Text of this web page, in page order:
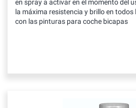
en spray a activar en el momento del
la máxima resistencia y brillo en
con las pinturas para coche bicapas